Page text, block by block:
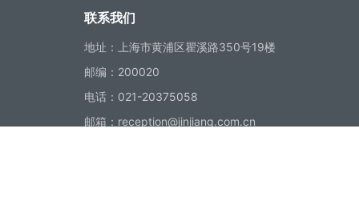
联系我们
地址：
上海市黄浦区瞿溪路350号19楼
邮编： 200020
电话： 021-20375058
邮箱： reception@jinjiang.com.cn